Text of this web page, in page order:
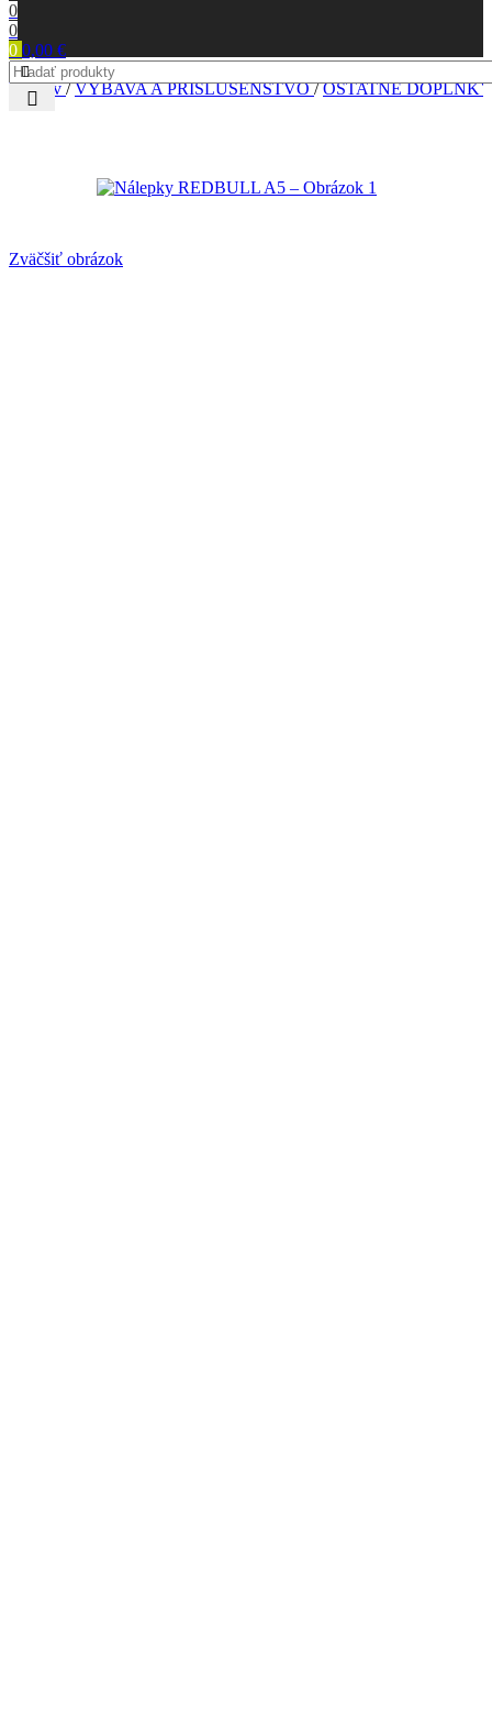
0
0
0 0,00 €
Domov/ VÝBAVA A PRÍSLUŠENSTVO/ OSTATNÉ
Zväčšiť obrázok